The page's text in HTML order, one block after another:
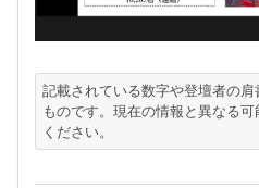
記載されている数字や登壇者の
ものです。現在の情報と異なる
ください。